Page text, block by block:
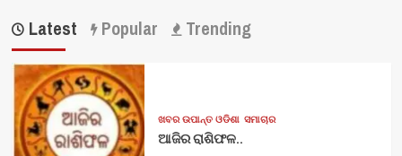
Latest Popular Trending
ଖବର ଉପାନ୍ତ ଓଡିଶା ସମାଚାର
ଆଜିର ରାଶିଫଳ..